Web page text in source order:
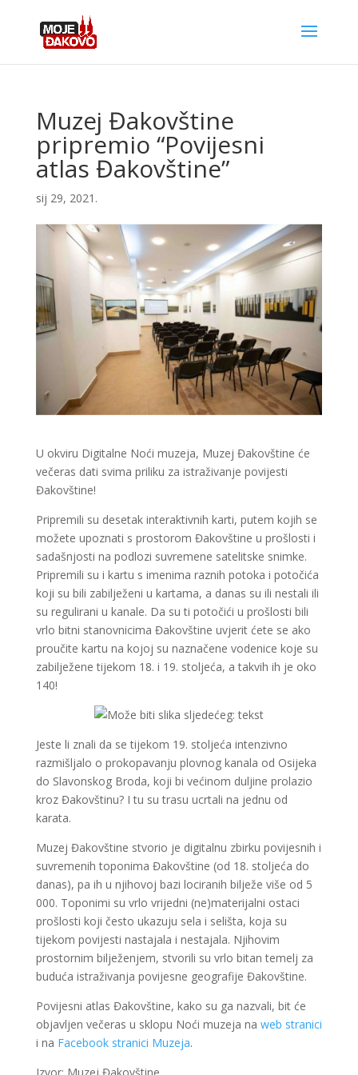
Muzej Đakovštine
pripremio “Povijesni
atlas Đakovštine”
sij 29, 2021.
U okviru Digitalne Noći muzeja, Muzej Đakovštine će
večeras dati svima priliku za istraživanje povijesti
Đakovštine!
Pripremili su desetak interaktivnih karti, putem kojih se
možete upoznati s prostorom Đakovštine u prošlosti i
sadašnjosti na podlozi suvremene satelitske snimke.
Pripremili su i kartu s imenima raznih potoka i potočića
koji su bili zabilježeni u kartama, a danas su ili nestali ili
su regulirani u kanale. Da su ti potočići u prošlosti bili
vrlo bitni stanovnicima Đakovštine uvjerit ćete se ako
proučite kartu na kojoj su naznačene vodenice koje su
zabilježene tijekom 18. i 19. stoljeća, a takvih ih je oko
140!
Jeste li znali da se tijekom 19. stoljeća intenzivno
razmišljalo o prokopavanju plovnog kanala od Osijeka
do Slavonskog Broda, koji bi većinom duljine prolazio
kroz Đakovštinu? I tu su trasu ucrtali na jednu od
karata.
Muzej Đakovštine stvorio je digitalnu zbirku povijesnih i
suvremenih toponima Đakovštine (od 18. stoljeća do
danas), pa ih u njihovoj bazi lociranih bilježe više od 5
000. Toponimi su vrlo vrijedni (ne)materijalni ostaci
prošlosti koji često ukazuju sela i selišta, koja su
tijekom povijesti nastajala i nestajala. Njihovim
prostornim bilježenjem, stvorili su vrlo bitan temelj za
buduća istraživanja povijesne geografije Đakovštine.
Povijesni atlas Đakovštine, kako su ga nazvali, bit će
objavljen večeras u sklopu Noći muzeja na web stranici
i na Facebook stranici Muzeja.